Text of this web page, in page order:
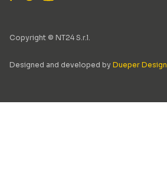
Copyright © NT24 S.r.l.
Designed and developed by Dueper Design